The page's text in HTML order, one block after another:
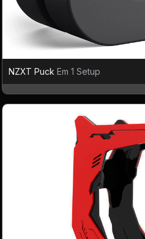
NZXT Puck Em 1 Setup